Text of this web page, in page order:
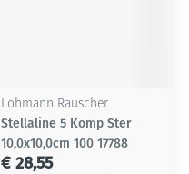
Lohmann Rauscher
Stellaline 5 Komp Ster
10,0x10,0cm 100 17788
€ 28,55